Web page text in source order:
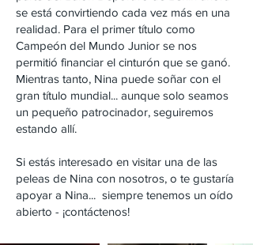
se está convirtiendo cada vez más en una
realidad. Para el primer título como
Campeón del Mundo Junior se nos
permitió financiar el cinturón que se ganó.
Mientras tanto, Nina puede soñar con el
gran título mundial... aunque solo seamos
un pequeño patrocinador, seguiremos
estando allí.
Si estás interesado en visitar una de las
peleas de Nina con nosotros, o te gustaría
apoyar a Nina... siempre tenemos un oído
abierto - ¡contáctenos!